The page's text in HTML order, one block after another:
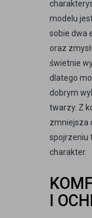
modelu
sobie dwa
oraz
świetnie
dlatego
dobrym
twarzy. Z
zmniejsza
spojrzeniu
charakter.
I